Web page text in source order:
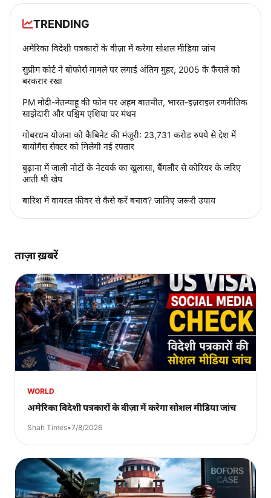
TRENDING
अमेरिका विदेशी पत्रकारों के वीज़ा में करेगा सोशल मीडिया जांच
सुप्रीम कोर्ट ने बोफोर्स मामले पर लगाई अंतिम मुहर, 2005 के फैसले को
बरकरार रखा
PM मोदी-नेतन्याहू की फोन पर अहम बातचीत, भारत-इज़राइल रणनीतिक
साझेदारी और पश्चिम एशिया पर मंथन
गोबरधन योजना को कैबिनेट की मंजूरी: 23,731 करोड़ रुपये से देश में
बायोगैस सेक्टर को मिलेगी नई रफ्तार
बुढ़ाना में जाली नोटों के नेटवर्क का खुलासा, बैंगलौर से कोरियर के जरिए
आती थी खेप
बारिश में वायरल फीवर से कैसे करें बचाव? जानिए जरूरी उपाय
ताज़ा ख़बरें
WORLD
अमेरिका विदेशी पत्रकारों के वीज़ा में करेगा सोशल मीडिया जांच
Shah Times•7/8/2026